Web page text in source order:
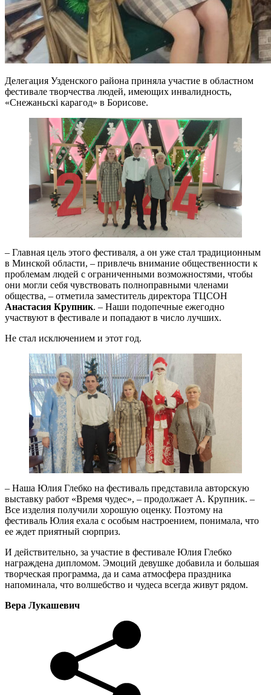
Делегация Узденского района приняла участие в областном
фестивале творчества людей, имеющих инвалидность,
«Снежаньскі карагод» в Борисове.
– Главная цель этого фестиваля, а он уже стал традиционным
в Минской области, – привлечь внимание общественности к
проблемам людей с ограниченными возможностями, чтобы
они могли себя чувствовать полноправными членами
общества, – отметила заместитель директора ТЦСОН
Анастасия Крупник. – Наши подопечные ежегодно
участвуют в фестивале и попадают в число лучших.
Не стал исключением и этот год.
– Наша Юлия Глебко на фестиваль представила авторскую
выставку работ «Время чудес», – продолжает А. Крупник. –
Все изделия получили хорошую оценку. Поэтому на
фестиваль Юлия ехала с особым настроением, понимала, что
ее ждет приятный сюрприз.
И действительно, за участие в фестивале Юлия Глебко
награждена дипломом. Эмоций девушке добавила и большая
творческая программа, да и сама атмосфера праздника
напоминала, что волшебство и чудеса всегда живут рядом.
Вера Лукашевич